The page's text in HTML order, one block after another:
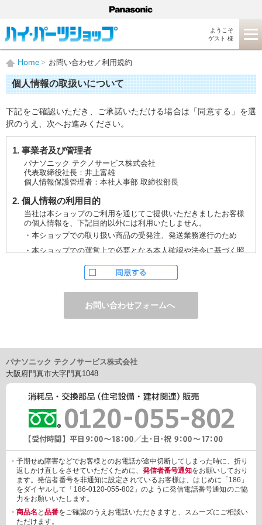
ようこそ
ゲスト 様
Home お問い合わせ／利用規約
個人情報の取扱いについて
下記をご確認いただき、ご承諾いただける場合は「同意する」を選
択のうえ、次へお進みください。
1. 事業者及び管理者
パナソニック テクノサービス株式会社
代表取締役社長：井上富雄
個人情報保護管理者：本社人事部 取締役部長
2. 個人情報の利用目的
当社は本ショップのご利用を通じてご提供いただきましたお客様
の個人情報を、下記目的以外には利用いたしません。
・本ショップでの取り扱い商品の受発注、発送業務遂行のため
・本ショップでの運営上で必要となる本人確認や法令に基づく照
ただし、お申し込みフォーム上でご希望の方のみに、下記サービ
・電子メール、ダイレクトメールなどによる情報のご提供
（1）ご提供情報の分野
・住宅関連設備・建材、家電製品、住まいづくり(新築・リフォー
車載関連商品など
（2）ご提供情報の概要
・商品、サービスに関するご提案
・商品サポート、メンテナンスに関するご提案
・キャンペーン、フェアー、イベントに関する情報ご提供
・アンケート、商品モニターに関する情報ご提供など
3. 個人情報の提供
あらかじめご本人様からご了解いただいている場合や法令で認め
られている場合を除き、個人情報を第三者に提供または開示いた
しません。
しかしながら、お客様がクレジットカード決済をご利用される場
合に限り、カード発行会社が行なう不正利用検知・防止「3Dセキ
ュア2.0」のために、お客様が利用するカード発行会社及び、決済
代行会社：GMOペイメントゲートウェイ（第三者）に、下記の情
報を開示し、本人認証を行います。
・金額など、決済に関する情報
パナソニック テクノサービス株式会社
大阪府門真市大字門真1048
・予期せぬ障害などでお客様とのお電話が途中切断してしまった時に、折り
返しかけ直しをさせていただくために、 発信者番号通知をお願いしており
ます。発信者番号を非通知に設定されているお客様は、はじめに「186」
をダイヤルして「186-0120-055-802」のように発信電話番号通知のご協
力をお願いいたします。
・ 商品名 と 品番をご確認のうえお電話いただきますと、スムーズにご相談い
ただけます。